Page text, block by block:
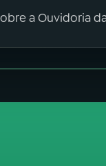
a Ouvidoria